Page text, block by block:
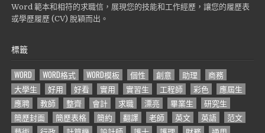
Word 範本和相符的求職信，展現您的技能和工作經歷，讓您的履歷表
或學歷履歷 (CV) 脫穎而出。
標籤
WORD WORD格式 WORD模板 個性 創意 助理
商務
大學生
好用 好看 實用 實習生 工程師 彩色
應屆生
應聘
教師 整齊 會計 求職 漂亮 畢業生
研究生
簡歷封面
簡歷表格 簡約 翻譯 老師 英文 英語
范文